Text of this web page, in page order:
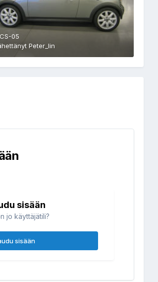
05
Peter_lin
sisään
jo käyttäjätili?
sisään